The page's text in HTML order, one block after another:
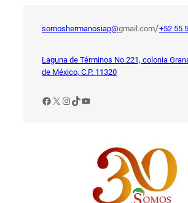
somoshermanosiap@gmail.com/+52 55
Laguna de Términos No.221, colonia
de México, C.P. 11320
Facebook
X Instagram
TikTok
YouTube